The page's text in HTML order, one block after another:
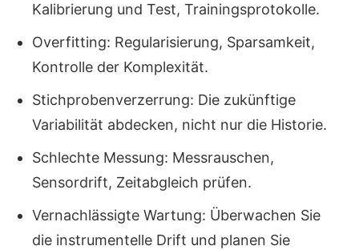
Kalibrierung und Test, Trainingsprotokolle.
Overfitting: Regularisierung, Sparsamkeit,
Kontrolle der Komplexität.
Stichprobenverzerrung: Die zukünftige
Variabilität abdecken, nicht nur die Historie.
Schlechte Messung: Messrauschen,
Sensordrift, Zeitabgleich prüfen.
Vernachlässigte Wartung: Überwachen Sie
die instrumentelle Drift und planen Sie